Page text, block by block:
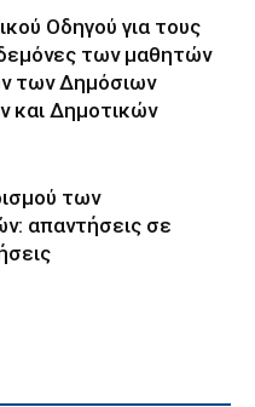
Οδηγού για τους
των μαθητών
των Δημόσιων
και Δημοτικών
των
απαντήσεις σε